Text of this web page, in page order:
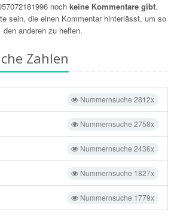
noch keine Kommentare gibt.
sein, die einen Kommentar hinterlässt, um so
den anderen zu helfen.
Zahlen
Nummernsuche 2812x
Nummernsuche 2758x
Nummernsuche 2436x
Nummernsuche 1827x
Nummernsuche 1779x